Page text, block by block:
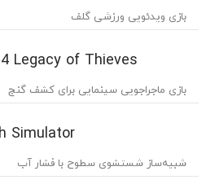
بازی ویدئویی ورزشی گلف
Legacy of Thieves
بازی ماجراجویی سینمایی برای کشف گنج
Simulator
شبیه‌ساز شستشوی سطوح با فشار آب